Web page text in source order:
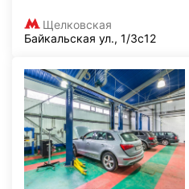
Щелковская
Байкальская ул., 1/3с12